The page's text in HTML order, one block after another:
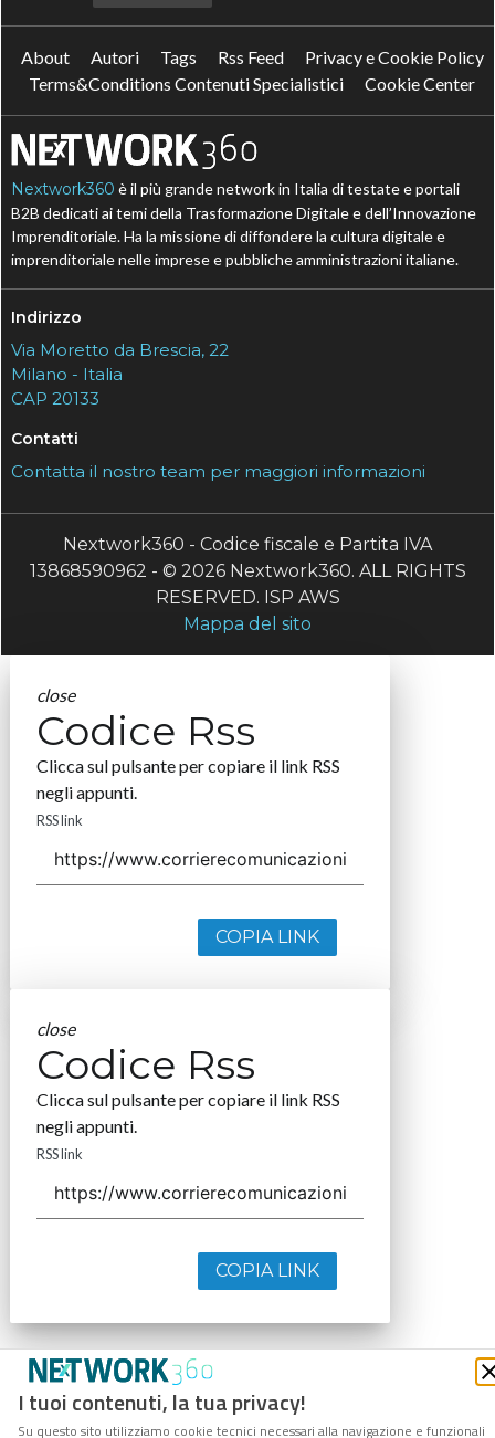
I tuoi contenuti, la tua privacy!
Su questo sito utilizziamo cookie tecnici necessari alla navigazione e funzionali
About Autori Tags Rss Feed
Privacy e Cookie Policy
Terms&Conditions Contenuti Specialistici
Cookie Center
Nextwork360 è il più grande network in Italia di testate e portali
B2B dedicati ai temi della Trasformazione Digitale e dell’Innovazione
Imprenditoriale. Ha la missione di diffondere la cultura digitale e
imprenditoriale nelle imprese e pubbliche amministrazioni italiane.
Indirizzo
Via Moretto da Brescia, 22
Milano - Italia
CAP 20133
Contatti
Contatta il nostro team per maggiori informazioni
Nextwork360 - Codice fiscale e Partita IVA
13868590962 - © 2026 Nextwork360. ALL RIGHTS
RESERVED. ISP AWS
Mappa del sito
close
Codice Rss
Clicca sul pulsante per copiare il link RSS
negli appunti.
RSS link
COPIA LINK
close
Codice Rss
Clicca sul pulsante per copiare il link RSS
negli appunti.
RSS link
COPIA LINK